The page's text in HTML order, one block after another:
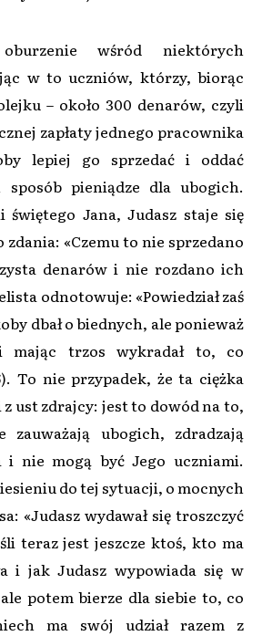
wśród niektórych
w to uczniów, którzy, biorąc
– około 300 denarów, czyli
zapłaty jednego pracownika
lepiej go sprzedać i oddać
pieniądze dla ubogich.
świętego Jana, Judasz staje się
«Czemu to nie sprzedano
denarów i nie rozdano ich
odnotowuje: «Powiedział zaś
dbał o biednych, ale ponieważ
i mając trzos wykradał to, co
To nie przypadek, że ta ciężka
ust zdrajcy: jest to dowód na to,
ubogich, zdradzają
i nie mogą być Jego uczniami.
do tej sytuacji, o mocnych
«Judasz wydawał się troszczyć
teraz jest jeszcze ktoś, kto ma
i jak Judasz wypowiada się w
potem bierze dla siebie to, co
ma swój udział razem z